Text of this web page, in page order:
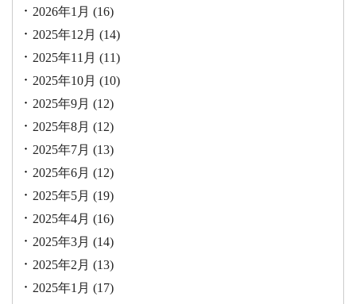
2026年1月 (16)
2025年12月 (14)
2025年11月 (11)
2025年10月 (10)
2025年9月 (12)
2025年8月 (12)
2025年7月 (13)
2025年6月 (12)
2025年5月 (19)
2025年4月 (16)
2025年3月 (14)
2025年2月 (13)
2025年1月 (17)